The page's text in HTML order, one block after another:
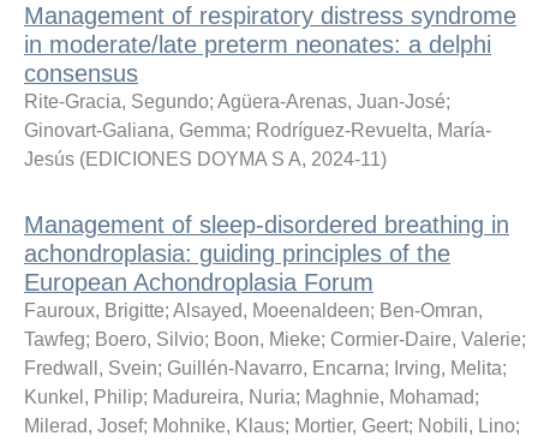
Management of respiratory distress syndrome
in moderate/late preterm neonates: a delphi
consensus
Rite-Gracia, Segundo; Agüera-Arenas, Juan-José;
Ginovart-Galiana, Gemma; Rodríguez-Revuelta, María-
Jesús (EDICIONES DOYMA S A, 2024-11)
Management of sleep-disordered breathing in
achondroplasia: guiding principles of the
European Achondroplasia Forum
Fauroux, Brigitte; Alsayed, Moeenaldeen; Ben-Omran,
Tawfeg; Boero, Silvio; Boon, Mieke; Cormier-Daire, Valerie;
Fredwall, Svein; Guillén-Navarro, Encarna; Irving, Melita;
Kunkel, Philip; Madureira, Nuria; Maghnie, Mohamad;
Milerad, Josef; Mohnike, Klaus; Mortier, Geert; Nobili, Lino;